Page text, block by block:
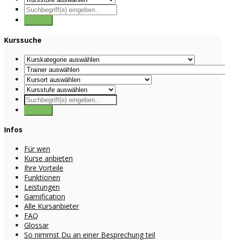
Kurssuche
Infos
Für wen
Kurse anbieten
Ihre Vorteile
Funktionen
Leistungen
Gamification
Alle Kursanbieter
FAQ
Glossar
So nimmst Du an einer Besprechung teil